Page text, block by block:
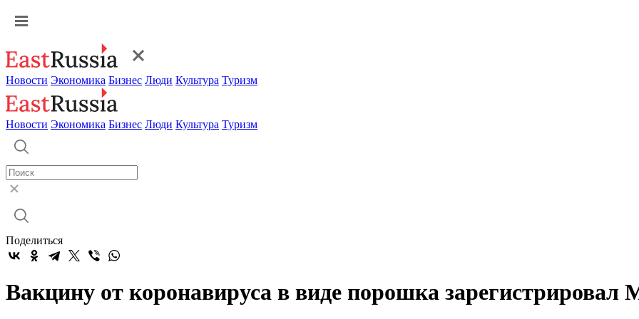
Новости Экономика Бизнес Люди Культура Туризм
Новости Экономика Бизнес Люди Культура Туризм
Поделиться
Вакцину от коронавируса в виде порошка зарегистрировал